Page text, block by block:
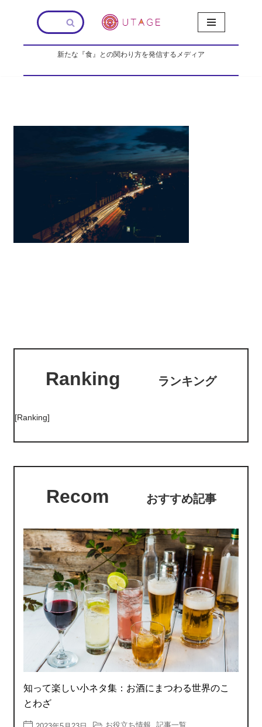
新たな『食』との関わり方を発信するメディア
Ranking ランキング
[Ranking]
Recom おすすめ記事
知って楽しい小ネタ集：お酒にまつわる世界のこ
とわざ
お役立ち情報 記事一覧